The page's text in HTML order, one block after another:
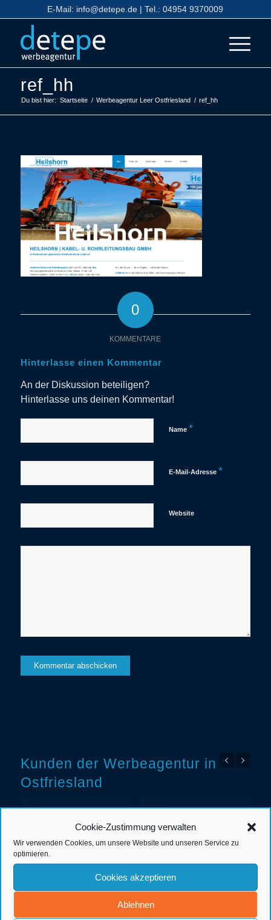
Cookie-Zustimmung verwalten
Wir verwenden Cookies, um unsere Website und unseren Service zu
optimieren.
Cookies akzeptieren
Ablehnen
E-Mail: info@detepe.de | Tel.:04954 9370009
ref_hh
Du bist hier: Startseite / Werbeagentur Leer Ostfriesland / ref_hh
0
KOMMENTARE
Hinterlasse einen Kommentar
An der Diskussion beteiligen?
Hinterlasse uns deinen Kommentar!
Name *
E-Mail-Adresse *
Website
Kunden der Werbeagentur in
Ostfriesland